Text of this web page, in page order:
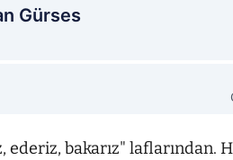
Gürses
ederiz, bakarız" laflarından.